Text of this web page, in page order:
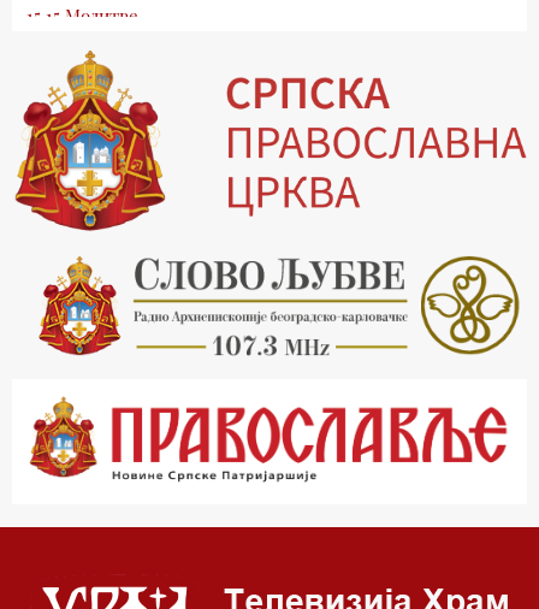
15.15 Молитве
15.30 Млади у Цркви
16.03 Српски јерарси
16.30 Хроника Архиепископије
17.03 Фолклор магазин
17.30 Тврђаве Дунава
18.03 Кроз историју Београда
18.30 Врлинослов
19.40 Вечерње молитве
20.00 Вести из Цркве
20.15 Реч Архијереја